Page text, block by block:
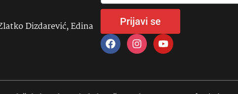
Dizdarević, Edina
Prijavi se